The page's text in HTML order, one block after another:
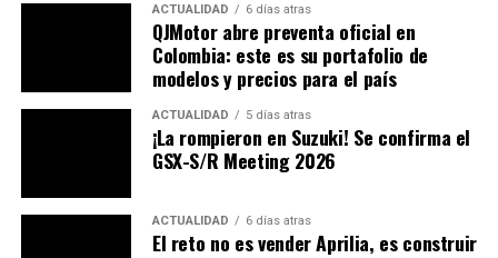
ACTUALIDAD 6 días atras
QJMotor abre preventa oficial en
Colombia: este es su portafolio de
modelos y precios para el país
ACTUALIDAD 5 días atras
¡La rompieron en Suzuki! Se confirma el
GSX-S/R Meeting 2026
ACTUALIDAD 6 días atras
El reto no es vender Aprilia, es construir